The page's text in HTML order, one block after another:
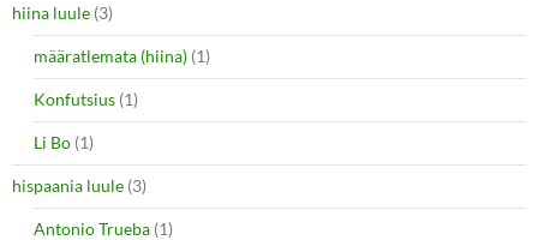
hiina luule (3)
määratlemata (hiina) (1)
Konfutsius (1)
Li Bo (1)
hispaania luule (3)
Antonio Trueba (1)